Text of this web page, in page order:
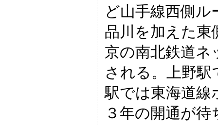
ど山手線西側
品川を加えた東
京の南北鉄道ネ
される。上野駅
駅では東海道線
３年の開通が待